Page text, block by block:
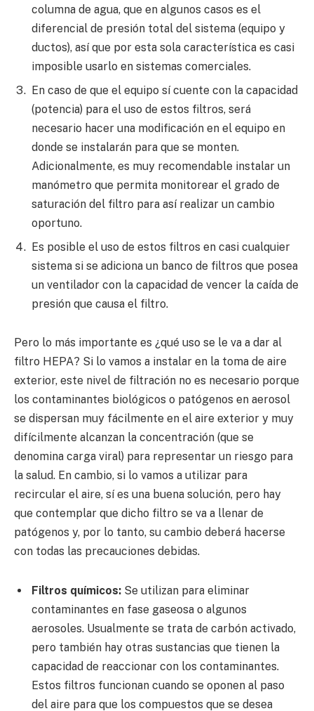
columna de agua, que en algunos casos es el
diferencial de presión total del sistema (equipo y
ductos), así que por esta sola característica es casi
imposible usarlo en sistemas comerciales.
En caso de que el equipo sí cuente con la capacidad
(potencia) para el uso de estos filtros, será
necesario hacer una modificación en el equipo en
donde se instalarán para que se monten.
Adicionalmente, es muy recomendable instalar un
manómetro que permita monitorear el grado de
saturación del filtro para así realizar un cambio
oportuno.
Es posible el uso de estos filtros en casi cualquier
sistema si se adiciona un banco de filtros que posea
un ventilador con la capacidad de vencer la caída de
presión que causa el filtro.
Pero lo más importante es ¿qué uso se le va a dar al
filtro HEPA? Si lo vamos a instalar en la toma de aire
exterior, este nivel de filtración no es necesario porque
los contaminantes biológicos o patógenos en aerosol
se dispersan muy fácilmente en el aire exterior y muy
difícilmente alcanzan la concentración (que se
denomina carga viral) para representar un riesgo para
la salud. En cambio, si lo vamos a utilizar para
recircular el aire, sí es una buena solución, pero hay
que contemplar que dicho filtro se va a llenar de
patógenos y, por lo tanto, su cambio deberá hacerse
con todas las precauciones debidas.
Filtros químicos: Se utilizan para eliminar
contaminantes en fase gaseosa o algunos
aerosoles. Usualmente se trata de carbón activado,
pero también hay otras sustancias que tienen la
capacidad de reaccionar con los contaminantes.
Estos filtros funcionan cuando se oponen al paso
del aire para que los compuestos que se desea